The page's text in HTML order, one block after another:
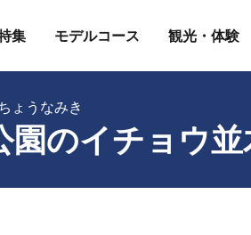
集 モデルコース 観光・体験
園のイチョウ並
ょうなみき